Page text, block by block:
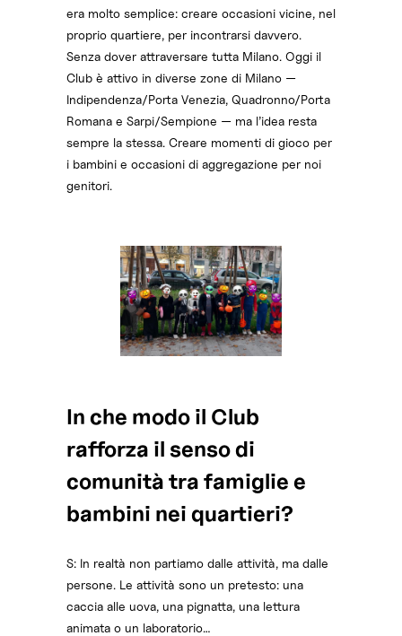
era molto semplice: creare occasioni vicine, nel
proprio quartiere, per incontrarsi davvero.
Senza dover attraversare tutta Milano. Oggi il
Club è attivo in diverse zone di Milano —
Indipendenza/Porta Venezia, Quadronno/Porta
Romana e Sarpi/Sempione — ma l’idea resta
sempre la stessa. Creare momenti di gioco per
i bambini e occasioni di aggregazione per noi
genitori.
In che modo il Club
rafforza il senso di
comunità tra famiglie e
bambini nei quartieri?
S: In realtà non partiamo dalle attività, ma dalle
persone. Le attività sono un pretesto: una
caccia alle uova, una pignatta, una lettura
animata o un laboratorio…